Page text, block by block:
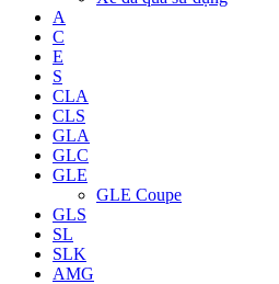
A
C
E
S
CLA
CLS
GLA
GLC
GLE
GLE Coupe
GLS
SL
SLK
AMG